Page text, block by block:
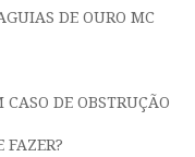
DE OURO MC
DE OBSTRUÇÃO
FAZER?